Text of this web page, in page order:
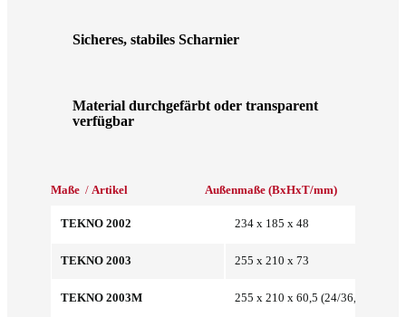
Sicheres, stabiles Scharnier
Material durchgefärbt oder transparent
verfügbar
Maße / Artikel Außenmaße (BxHxT/mm)
TEKNO 2002 234 x 185 x 48
TEKNO 2003 255 x 210 x 73
TEKNO 2003M 255 x 210 x 60,5 (24/36,5)